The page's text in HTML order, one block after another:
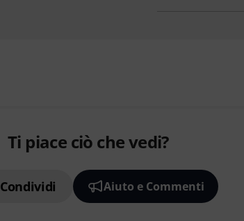
Ti piace ciò che vedi?
Condividi Aiuto e Commenti